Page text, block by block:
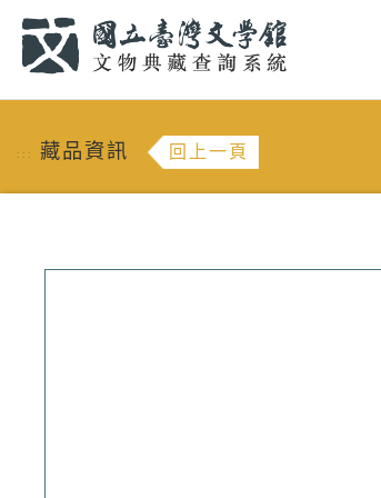
::: 藏品資訊 回上一頁